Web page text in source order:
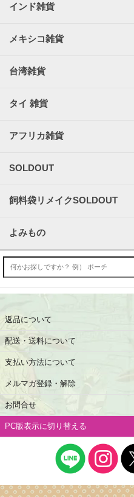
インド雑貨
メキシコ雑貨
台湾雑貨
タイ 雑貨
アフリカ雑貨
SOLDOUT
飼料袋リメイクSOLDOUT
よみもの
返品について
配送・送料について
支払い方法について
メルマガ登録・解除
お問合せ
PC版表示に切り替える